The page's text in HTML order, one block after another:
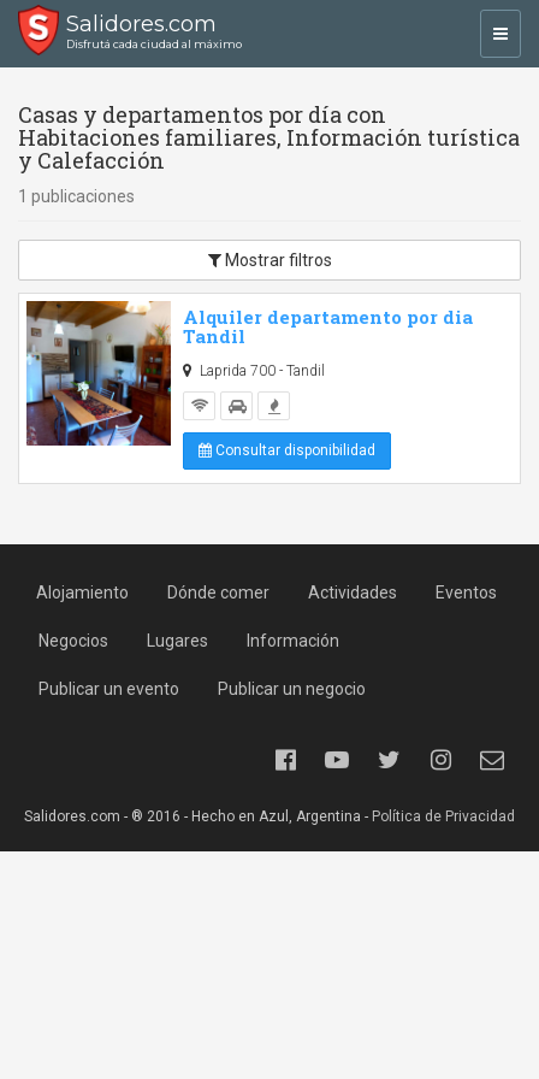
Salidores.com
Disfrutá cada ciudad al máximo
Casas y departamentos por día con
Habitaciones familiares, Información turística
y Calefacción
1 publicaciones
Mostrar filtros
Alquiler departamento por dia
Tandil
Laprida 700 - Tandil
Consultar disponibilidad
Alojamiento Dónde comer Actividades Eventos
Negocios Lugares Información
Publicar un evento Publicar un negocio
Salidores.com - ® 2016 - Hecho en Azul, Argentina - Política de Privacidad